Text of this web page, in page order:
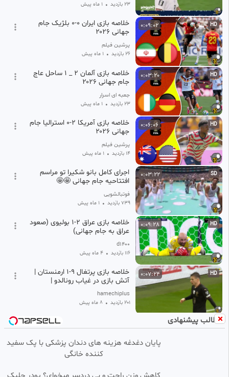
23 بازدید • 1 ماه پیش
HD
0:09:02
خلاصه بازی ایران ۰-۰ بلژیک جام
جهانی ۲۰۲۶
پرشین فیلم
26 بازدید • 1 ماه پیش
HD
0:03:20
خلاصه بازی آلمان ۲ _ ۱ ساحل عاج
جام جهانی ۲۰۲۶
جعبه ای اسرار
23 بازدید • 1 ماه پیش
HD
0:06:06
خلاصه بازی آمریکا ۲-۰ استرالیا جام
جهانی ۲۰۲۶
پرشین فیلم
14 بازدید • 1 ماه پیش
SD
0:03:22
اجرای کامل بانو شکیرا تو مراسم
افتتاحیه جام جهانی 🤩🤩
فوتبالشویی
739 بازدید • 1 ماه پیش
HD
0:09:28
خلاصه بازی عراق 2-1 بولیوی (صعود
عراق به جام جهانی)
d1400
116 بازدید • 4 ماه پیش
HD
0:07:24
خلاصه بازی پرتغال ۹-۱ ارمنستان |
آتش بازی در غیاب رونالدو |
مقدماتی جام جهانی ۲۰۲۶
hamechiplus
201 بازدید • 8 ماه پیش
SD
شیرزاد TV
• 10 ماه پیش
0:06:47 اموزش نقاشی جام جهانی
مطالب پیشنهادی
پایان دغدغه هزینه های دندان پزشکی با پک سفید
کننده خانگی